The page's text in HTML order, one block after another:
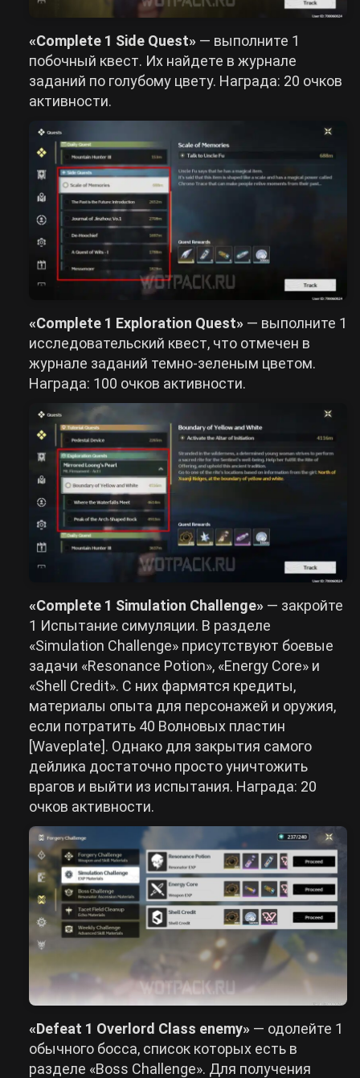
«Complete 1 Side Quest» — выполните 1
побочный квест. Их найдете в журнале
заданий по голубому цвету. Награда: 20 очков
активности.
«Complete 1 Exploration Quest» — выполните 1
исследовательский квест, что отмечен в
журнале заданий темно-зеленым цветом.
Награда: 100 очков активности.
«Complete 1 Simulation Challenge» — закройте
1 Испытание симуляции. В разделе
«Simulation Challenge» присутствуют боевые
задачи «Resonance Potion», «Energy Core» и
«Shell Credit». С них фармятся кредиты,
материалы опыта для персонажей и оружия,
если потратить 40 Волновых пластин
[Waveplate]. Однако для закрытия самого
дейлика достаточно просто уничтожить
врагов и выйти из испытания. Награда: 20
очков активности.
«Defeat 1 Overlord Class enemy» — одолейте 1
обычного босса, список которых есть в
разделе «Boss Challenge». Для получения